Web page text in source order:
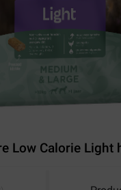
Low Calorie Light